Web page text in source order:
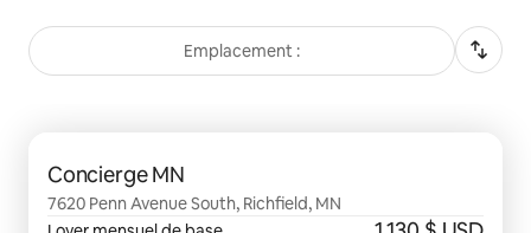
Emplacement :
Concierge MN
7620 Penn Avenue South, Richfield, MN